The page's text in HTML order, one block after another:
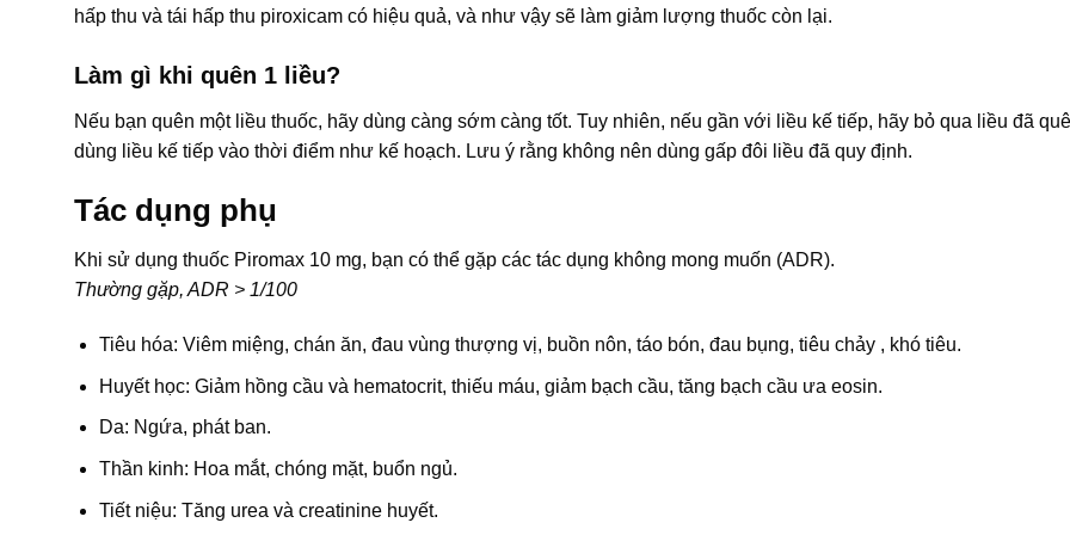
hấp thu và tái hấp thu piroxicam có hiệu quả, và như vậy sẽ làm giảm lượng thuốc còn lại.
Làm gì khi quên 1 liều?
Nếu bạn quên một liều thuốc, hãy dùng càng sớm càng tốt. Tuy nhiên, nếu gần với liều kế tiếp, hãy bỏ qua liều đã
dùng liều kế tiếp vào thời điểm như kế hoạch. Lưu ý rằng không nên dùng gấp đôi liều đã quy định.
Tác dụng phụ
Khi sử dụng thuốc Piromax 10 mg, bạn có thể gặp các tác dụng không mong muốn (ADR).
Thường gặp, ADR > 1/100
Tiêu hóa: Viêm miệng, chán ăn, đau vùng thượng vị, buồn nôn, táo bón, đau bụng, tiêu chảy , khó tiêu.
Huyết học: Giảm hồng cầu và hematocrit, thiếu máu, giảm bạch cầu, tăng bạch cầu ưa eosin.
Da: Ngứa, phát ban.
Thần kinh: Hoa mắt, chóng mặt, buổn ngủ.
Tiết niệu: Tăng urea và creatinine huyết.